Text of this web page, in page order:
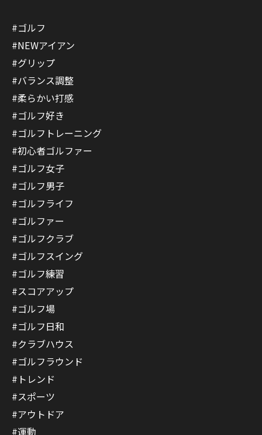
#ゴルフ
#NEWアイアン
#グリップ
#バランス調整
#柔らかい打感
#ゴルフ好き
#ゴルフトレーニング
#初心者ゴルファー
#ゴルフ女子
#ゴルフ男子
#ゴルフライフ
#ゴルファー
#ゴルフクラブ
#ゴルフスイング
#ゴルフ練習
#スコアアップ
#ゴルフ場
#ゴルフ日和
#クラブハウス
#ゴルフラウンド
#トレンド
#スポーツ
#アウトドア
#運動